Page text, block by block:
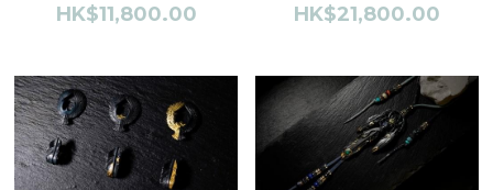
HK$11,800.00
HK$21,800.00